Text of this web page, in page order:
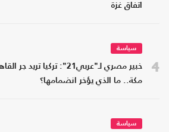
اتفاق غزة
4
سياسة
خبير مصري لـ"عربي21": تركيا تريد
مكة.. ما الذي يؤخر انضمامها؟
سياسة